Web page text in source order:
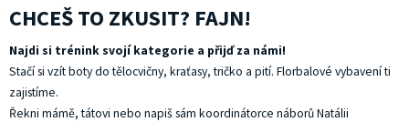
CHCEŠ TO ZKUSIT? FAJN!
Najdi si trénink svojí kategorie a přijď za námi!
Stačí si vzít boty do tělocvičny, kraťasy, tričko a pití. Florbalové vybavení ti
zajistíme.
Řekni mámě, tátovi nebo napiš sám koordinátorce náborů Natálii